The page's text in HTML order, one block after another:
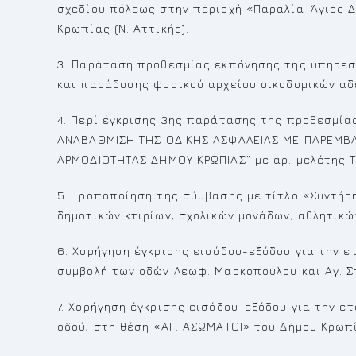
σχεδίου πόλεως στην περιοχή «Παραλία-Άγιος
Κρωπίας (Ν. Αττικής).
3. Παράταση προθεσμίας εκπόνησης της
και παράδοσης φυσικού αρχείου οικοδομικών
4. Περί έγκρισης 3ης παράτασης της
ΑΝΑΒΑΘΜΙΣΗ ΤΗΣ ΟΔΙΚΗΣ ΑΣΦΑΛΕΙΑΣ ΜΕ
ΑΡΜΟΔΙΟΤΗΤΑΣ ΔΗΜΟΥ ΚΡΩΠΙΑΣ” με αρ. μελέτης
5. Τροποποίηση της σύμβασης με τίτλο
δημοτικών κτιρίων, σχολικών μονάδων,
6. Χορήγηση έγκρισης εισόδου-εξόδου για την
συμβολή των οδών Λεωφ. Μαρκοπούλου και Αγ.
7. Χορήγηση έγκρισης εισόδου-εξόδου για την
οδού, στη θέση «ΑΓ. ΑΣΩΜΑΤΟΙ» του Δήμου